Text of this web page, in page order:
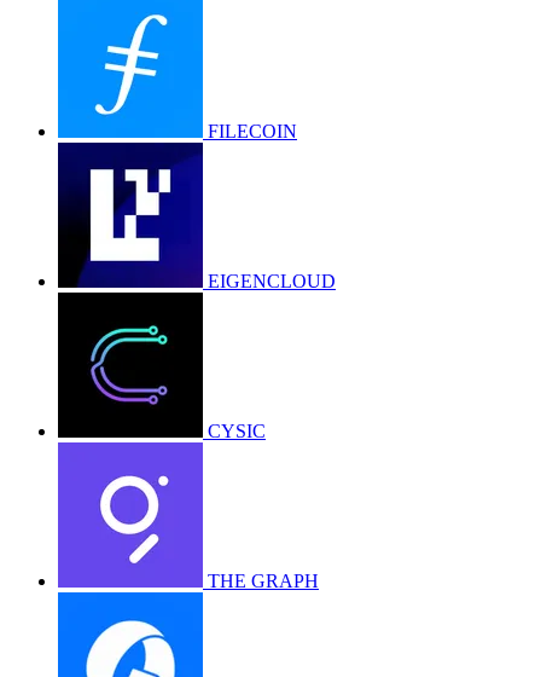
FILECOIN
EIGENCLOUD
CYSIC
THE GRAPH